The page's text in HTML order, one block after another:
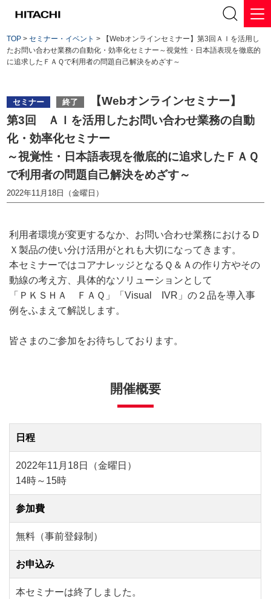
TOP >セミナー・イベント > 【Webオンラインセミナー】第3回ＡＩを活用し
たお問い合わせ業務の自動化・効率化セミナー～視覚性・日本語表現を徹底的
に追求したＦＡＱで利用者の問題自己解決をめざす～
セミナー 終了
【Webオンラインセミナー】
第3回 ＡＩを活用したお問い合わせ業務の自動
化・効率化セミナー
～視覚性・日本語表現を徹底的に追求したＦＡＱ
で利用者の問題自己解決をめざす～
2022年11月18日（金曜日）
利用者環境が変更するなか、お問い合わせ業務におけるＤ
Ｘ製品の使い分け活用がとれも大切になってきます。
本セミナーではコアナレッジとなるＱ＆Ａの作り方やその
動線の考え方、具体的なソリューションとして
「ＰＫＳＨＡ ＦＡＱ」「Visual IVR」の２品を導入事
例をふまえて解説します。
皆さまのご参加をお待ちしております。
開催概要
日程
2022年11月18日（金曜日）
14時～15時
参加費
無料（事前登録制）
お申込み
本セミナーは終了しました。